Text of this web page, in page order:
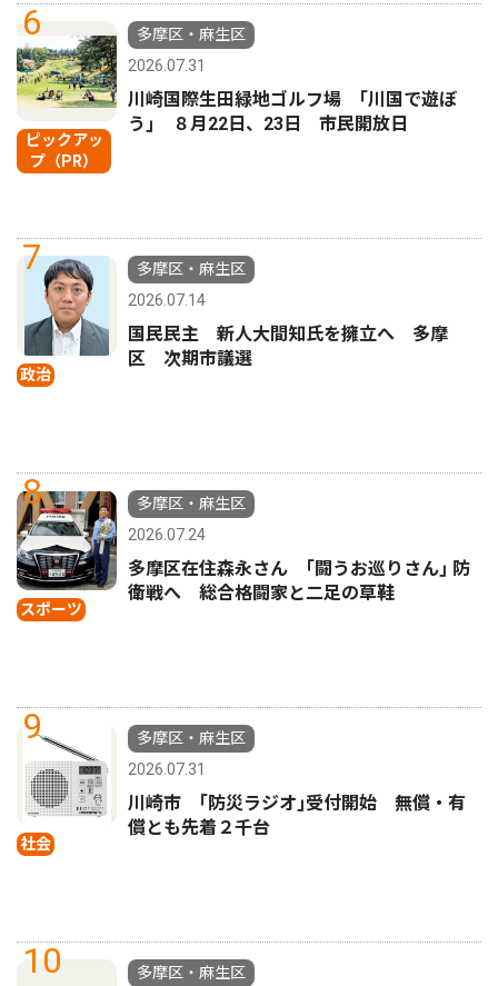
6
ピックアッ
プ（PR）
多摩区・麻生区
2026.07.31
川崎国際生田緑地ゴルフ場 ｢川国で遊ぼ
う｣ ８月22日、23日 市民開放日
7
政治
多摩区・麻生区
2026.07.14
国民民主 新人大間知氏を擁立へ 多摩
区 次期市議選
8
スポーツ
多摩区・麻生区
2026.07.24
多摩区在住森永さん ｢闘うお巡りさん｣ 防
衛戦へ 総合格闘家と二足の草鞋
9
社会
多摩区・麻生区
2026.07.31
川崎市 ｢防災ラジオ｣受付開始 無償・有
償とも先着２千台
10
多摩区・麻生区